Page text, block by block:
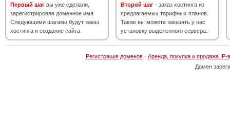
Первый шаг вы уже сделали,
зарегистрировав доменное имя.
Следующими шагами будут заказ
хостинга и создание сайта.
Второй шаг - заказ хостинга из
предлагаемых тарифных планов.
Также вы можете заказать у нас
установку выделенного сервера.
Регистрация доменов· Аренда, покупка и продажа IP-
Домен